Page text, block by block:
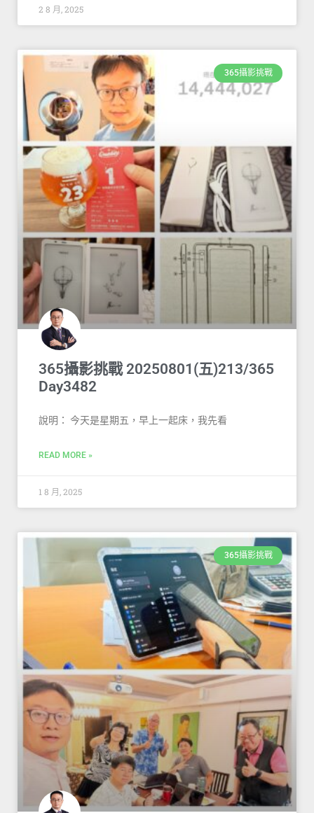
2 8 月, 2025
365攝影挑戰
365攝影挑戰 20250801(五)213/365
Day3482
說明： 今天是星期五，早上一起床，我先看
READ MORE »
1 8 月, 2025
365攝影挑戰